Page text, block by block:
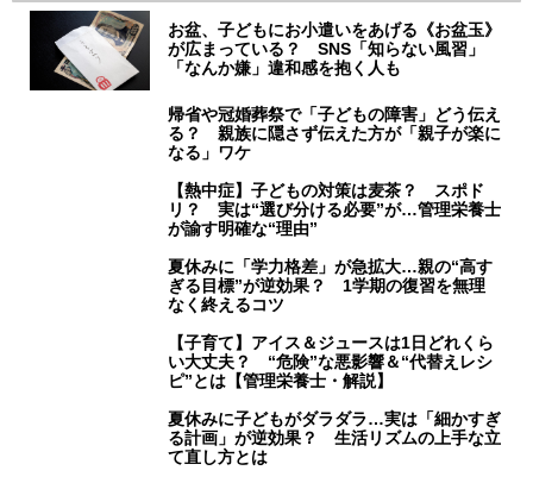
お盆、子どもにお小遣いをあげる《お盆玉》
が広まっている？ SNS「知らない風習」
「なんか嫌」違和感を抱く人も
帰省や冠婚葬祭で「子どもの障害」どう伝え
る？ 親族に隠さず伝えた方が「親子が楽に
なる」ワケ
【熱中症】子どもの対策は麦茶？ スポド
リ？ 実は“選び分ける必要”が…管理栄養士
が諭す明確な“理由”
夏休みに「学力格差」が急拡大…親の“高す
ぎる目標”が逆効果？ 1学期の復習を無理
なく終えるコツ
【子育て】アイス＆ジュースは1日どれくら
い大丈夫？ “危険”な悪影響＆“代替えレシ
ピ”とは【管理栄養士・解説】
夏休みに子どもがダラダラ…実は「細かすぎ
る計画」が逆効果？ 生活リズムの上手な立
て直し方とは